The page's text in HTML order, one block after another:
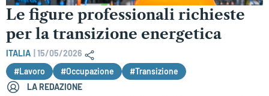
Le figure professionali richieste
per la transizione energetica
ITALIA
15/05/2026
#Lavoro
#Occupazione
#Transizione
LA REDAZIONE